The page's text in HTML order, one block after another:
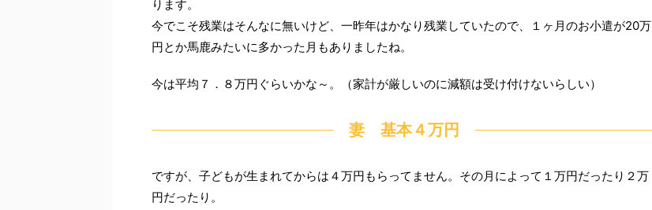
ります。
今でこそ残業はそんなに無いけど、一昨年はかなり残業していたので、１ヶ月のお小遣が20万
円とか馬鹿みたいに多かった月もありましたね。
今は平均７．８万円ぐらいかな～。（家計が厳しいのに減額は受け付けないらしい）
妻 基本４万円
ですが、子どもが生まれてからは４万円もらってません。その月によって１万円だったり２万
円だったり。